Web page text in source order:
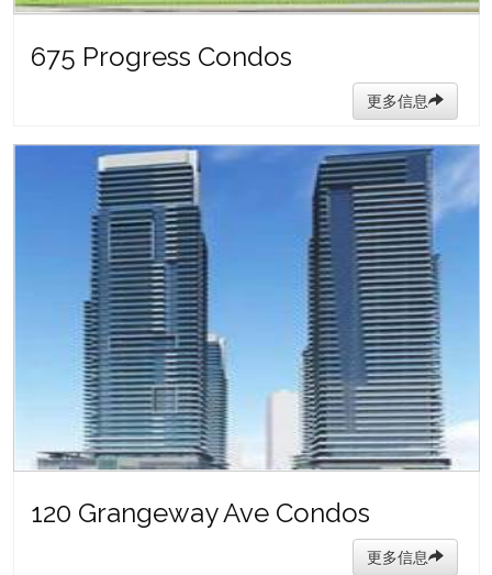
675 Progress Condos
更多信息
120 Grangeway Ave Condos
更多信息